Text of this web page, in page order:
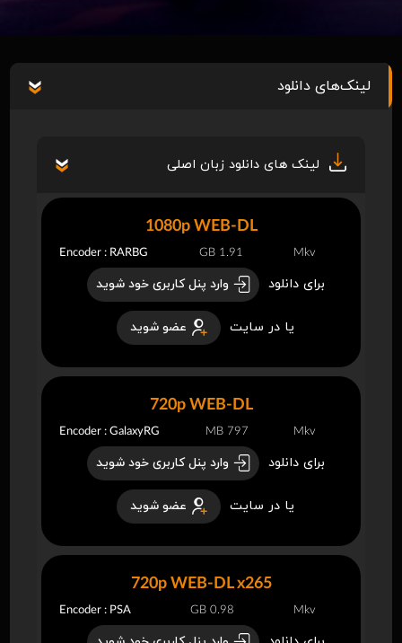
لینک‌های دانلود
لینک های دانلود زبان اصلی
برای دانلود وارد پنل کاربری خود شوید
یا در سایت عضو شوید
1080p WEB-DL
Encoder : RARBG 1.91 GB Mkv
برای دانلود وارد پنل کاربری خود شوید
یا در سایت عضو شوید
720p WEB-DL
Encoder : GalaxyRG 797 MB Mkv
720p WEB-DL x265
Encoder : PSA 0.98 GB Mkv